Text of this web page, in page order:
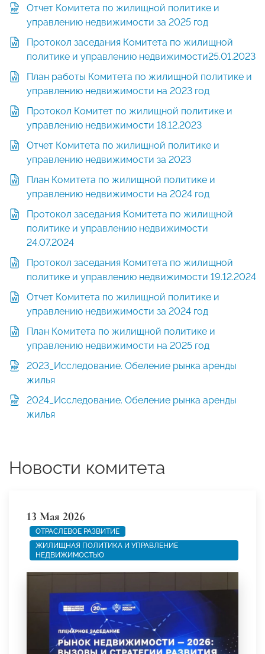
Отчет Комитета по жилищной политике и
управлению недвижимости за 2025 год
Протокол заседания Комитета по жилищной
политике и управлению недвижимости25.01.2023
План работы Комитета по жилищной политике и
управлению недвижимости на 2023 год
Протокол Комитет по жилищной политике и
управлению недвижимости 18.12.2023
Отчет Комитета по жилищной политике и
управлению недвижимости за 2023
План Комитета по жилищной политике и
управлению недвижимости на 2024 год
Протокол заседания Комитета по жилищной
политике и управлению недвижимости
24.07.2024
Протокол заседания Комитета по жилищной
политике и управлению недвижимости 19.12.2024
Отчет Комитета по жилищной политике и
управлению недвижимости за 2024 год
План Комитета по жилищной политике и
управлению недвижимости на 2025 год
2023_Исследование. Обеление рынка аренды
жилья
2024_Исследование. Обеление рынка аренды
жилья
Новости комитета
13 Мая 2026
ОТРАСЛЕВОЕ РАЗВИТИЕ
ЖИЛИЩНАЯ ПОЛИТИКА И УПРАВЛЕНИЕ
НЕДВИЖИМОСТЬЮ